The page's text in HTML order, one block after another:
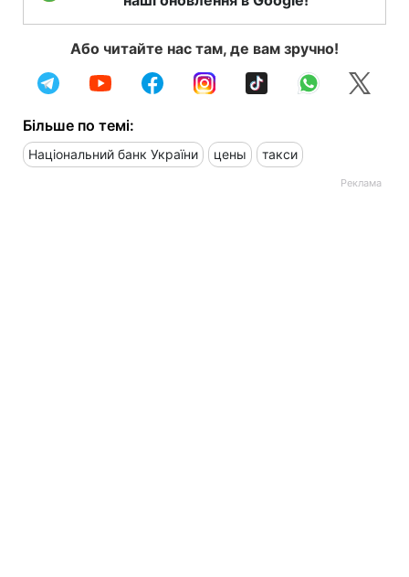
Або читайте нас там, де вам зручно!
Більше по темі:
Національний банк України цены такси